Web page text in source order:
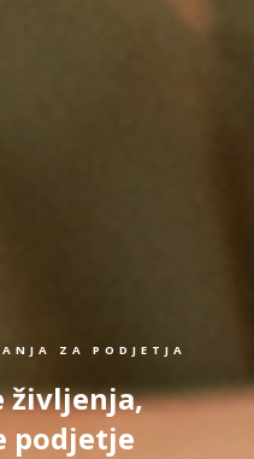
ZA PODJETJA
življenja,
podjetje